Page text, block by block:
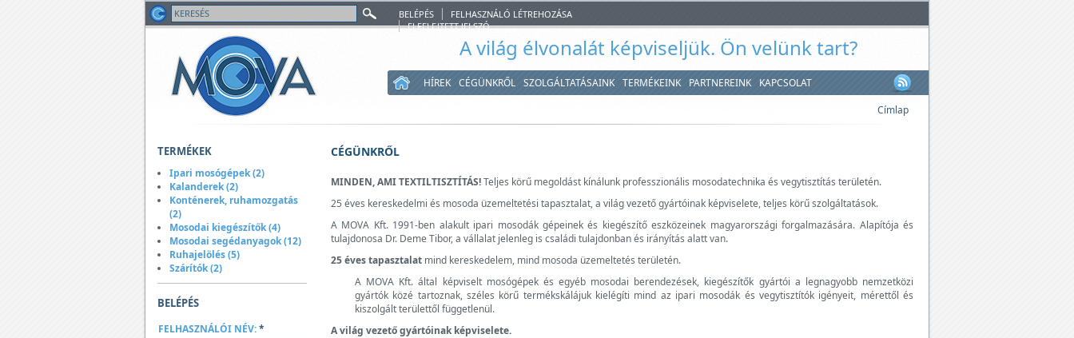
BELÉPÉS
FELHASZNÁLÓ LÉTREHOZÁSA
ELFELEJTETT JELSZÓ
A világ élvonalát képviseljük. Ön velünk tart?
HÍREK CÉGÜNKRŐL SZOLGÁLTATÁSAINK TERMÉKEINK PARTNEREINK
KAPCSOLAT
Címlap
TERMÉKEK
Ipari mosógépek (2)
Kalanderek (2)
Konténerek, ruhamozgatás
(2)
Mosodai kiegészítők (4)
Mosodai segédanyagok (12)
Ruhajelölés (5)
Szárítók (2)
BELÉPÉS
FELHASZNÁLÓI NÉV:*
CÉGÜNKRŐL
MINDEN, AMI TEXTILTISZTÍTÁS!Teljes körű megoldást kínálunk professzionális mosodatechnika és vegytisztítás területén.
25 éves kereskedelmi és mosoda üzemeltetési tapasztalat, a világ vezető gyártóinak képviselete, teljes körű szolgáltatások.
A MOVA Kft. 1991-ben alakult ipari mosodák gépeinek és kiegészítő eszközeinek magyarországi forgalmazására. Alapítója és
tulajdonosa Dr. Deme Tibor, a vállalat jelenleg is családi tulajdonban és irányítás alatt van.
25 éves tapasztalat mind kereskedelem, mind mosoda üzemeltetés területén.
A MOVA Kft. által képviselt mosógépek és egyéb mosodai berendezések, kiegészítők gyártói a legnagyobb nemzetközi
gyártók közé tartoznak, széles körű termékskálájuk kielégíti mind az ipari mosodák és vegytisztítók igényeit, mérettől és
kiszolgált területtől függetlenül.
A világ vezető gyártóinak képviselete.